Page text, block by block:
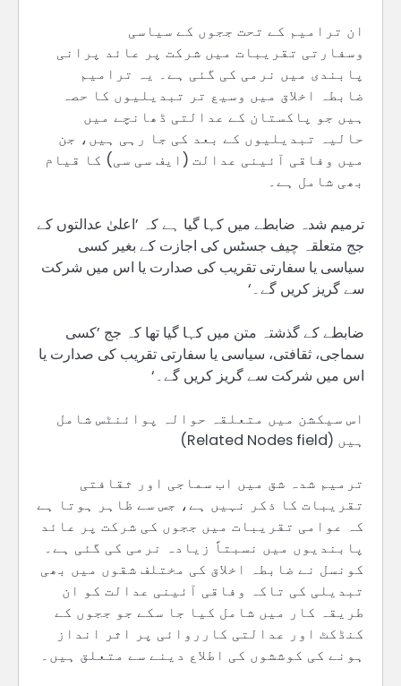
ان ترامیم کے تحت ججوں کے سیاسی
وسفارتی تقریبات میں شرکت پر عائد پرانی
پابندی میں نرمی کی گئی ہے۔ یہ ترامیم
ضابطہ اخلاق میں وسیع تر تبدیلیوں کا حصہ
ہیں جو پاکستان کے عدالتی ڈھانچے میں
حالیہ تبدیلیوں کے بعد کی جا رہی ہیں، جن
میں وفاقی آئینی عدالت (ایف سی سی) کا قیام
بھی شامل ہے۔
ترمیم شدہ ضابطے میں کہا گیا ہے کہ ’اعلیٰ عدالتوں کے
جج متعلقہ چیف جسٹس کی اجازت کے بغیر کسی
سیاسی یا سفارتی تقریب کی صدارت یا اس میں شرکت
سے گریز کریں گے۔‘
ضابطے کے گذشتہ متن میں کہا گیا تھا کہ جج ’کسی
سماجی، ثقافتی، سیاسی یا سفارتی تقریب کی صدارت یا
اس میں شرکت سے گریز کریں گے۔‘
اس سیکشن میں متعلقہ حوالہ پوائنٹس شامل
ہیں (Related Nodes field)
ترمیم شدہ شق میں اب سماجی اور ثقافتی
تقریبات کا ذکر نہیں ہے، جس سے ظاہر ہوتا ہے
کہ عوامی تقریبات میں ججوں کی شرکت پر عائد
پابندیوں میں نسبتاً زیادہ نرمی کی گئی ہے۔
کونسل نے ضابطہ اخلاق کی مختلف شقوں میں بھی
تبدیلی کی تاکہ وفاقی آئینی عدالت کو ان
طریقہ کار میں شامل کیا جا سکے جو ججوں کے
کنڈکٹ اور عدالتی کارروائی پر اثر انداز
ہونے کی کوششوں کی اطلاع دینے سے متعلق ہیں۔